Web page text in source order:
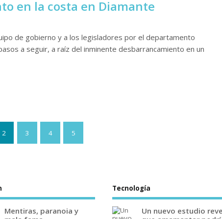
en la costa en Diamante
de gobierno y a los legisladores por el departamento
a seguir, a raíz del inminente desbarrancamiento en un
2 3 4 5
Mentiras, paranoia y
Tecnología
Un nuevo estudio